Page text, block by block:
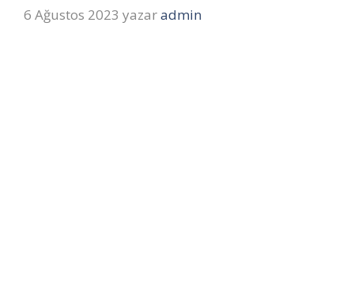
6 Ağustos 2023 yazaradmin